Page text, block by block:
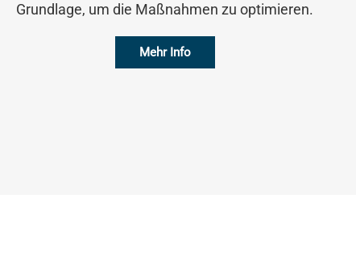
Grundlage, um die Maßnahmen zu optimieren.
Mehr Info